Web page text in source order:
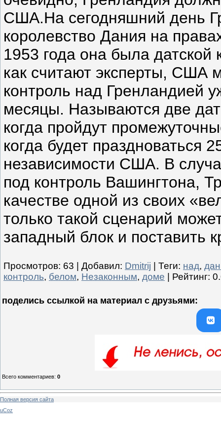
США.На сегодняшний день
королевство Дания на
1953 года она была
как считают эксперты, США
контроль над Гренландией
месяцы. Называются две
когда пройдут
когда будет праздноваться
независимости США. В
под контроль Вашингтона,
качестве одной из своих
только такой сценарий
западный блок и поставить
Просмотров: 63 Добавил: Dmitrij Теги: над,
контроль, белом, Незаконным, доме Рейтинг:
поделись ссылкой на материал c друзьями:
Всего комментариев: 0
Полная версия сайта
uCoz